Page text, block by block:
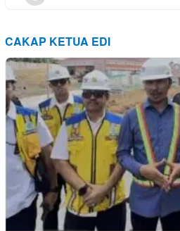
CAKAP KETUA EDI